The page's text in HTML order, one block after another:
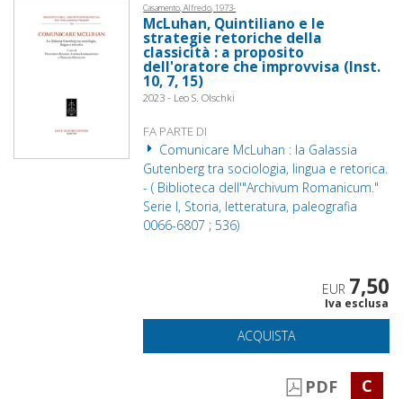
Casamento, Alfredo, 1973-
McLuhan, Quintiliano e le
strategie retoriche della
classicità : a proposito
dell'oratore che improvvisa (Inst.
10, 7, 15)
2023 - Leo S. Olschki
FA PARTE DI
Comunicare McLuhan : la Galassia
Gutenberg tra sociologia, lingua e retorica.
- ( Biblioteca dell'"Archivum Romanicum."
Serie I, Storia, letteratura, paleografia
0066-6807 ; 536)
EUR 7,50
Iva esclusa
ACQUISTA
PDF C